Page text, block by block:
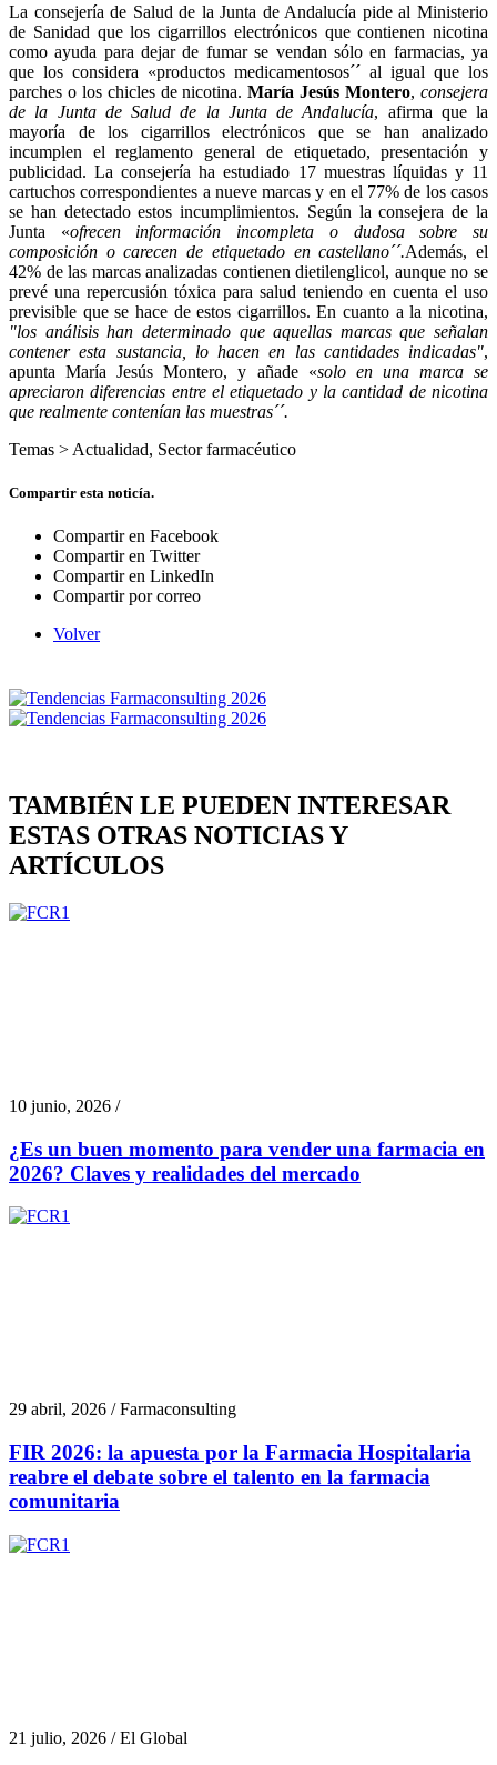
La consejería de Salud de la Junta de Andalucía pide al Ministerio
de Sanidad que los cigarrillos electrónicos que contienen nicotina
como ayuda para dejar de fumar se vendan sólo en farmacias, ya
que los considera «productos medicamentosos´´ al igual que los
parches o los chicles de nicotina.María Jesús Montero,consejera
de la Junta de Salud de la Junta de Andalucía, afirma que la
mayoría de los cigarrillos electrónicos que se han analizado
incumplen el reglamento general de etiquetado, presentación y
publicidad. La consejería ha estudiado 17 muestras líquidas y 11
cartuchos correspondientes a nueve marcas y en el 77% de los casos
se han detectado estos incumplimientos. Según la consejera de la
Junta «ofrecen información incompleta o dudosa sobre su
composición o carecen de etiquetado en castellano´´.Además, el
42% de las marcas analizadas contienen dietilenglicol, aunque no se
prevé una repercusión tóxica para salud teniendo en cuenta el uso
previsible que se hace de estos cigarrillos. En cuanto a la nicotina,
"los análisis han determinado que aquellas marcas que señalan
contener esta sustancia, lo hacen en las cantidades indicadas",
apunta María Jesús Montero, y añade «solo en una marca se
apreciaron diferencias entre el etiquetado y la cantidad de nicotina
que realmente contenían las muestras´´.
Temas > Actualidad, Sector farmacéutico
Compartir esta noticía.
Compartir en Facebook
Compartir en Twitter
Compartir en LinkedIn
Compartir por correo
Volver
TAMBIÉN LE PUEDEN INTERESAR
ESTAS OTRAS NOTICIAS Y
ARTÍCULOS
10 junio, 2026 /
¿Es un buen momento para vender una farmacia en
2026? Claves y realidades del mercado
29 abril, 2026 / Farmaconsulting
FIR 2026: la apuesta por la Farmacia Hospitalaria
reabre el debate sobre el talento en la farmacia
comunitaria
21 julio, 2026 / El Global